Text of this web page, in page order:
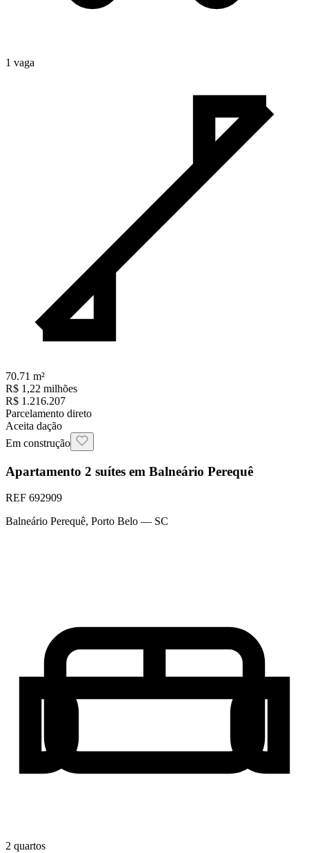
1 vaga
70.71 m²
R$ 1,22 milhões
R$ 1.216.207
Parcelamento direto
Aceita dação
Em construção
Apartamento 2 suítes em Balneário Perequê
REF 692909
Balneário Perequê, Porto Belo — SC
2 quartos